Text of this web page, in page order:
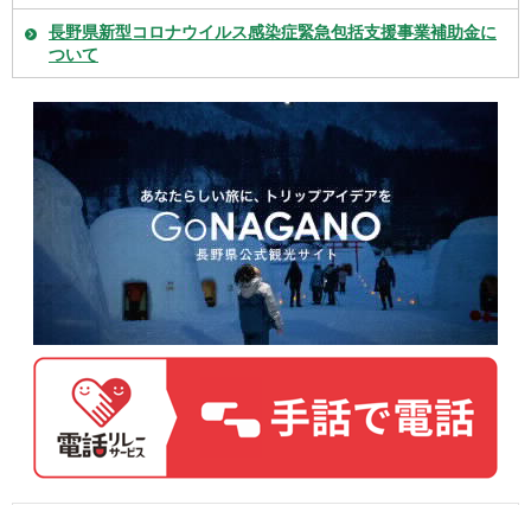
長野県新型コロナウイルス感染症緊急包括支援事業補助金に
ついて